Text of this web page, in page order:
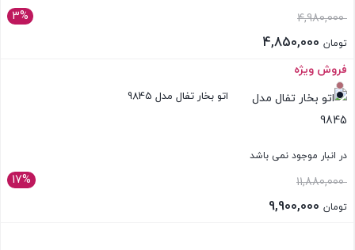
3% 4,980,000
تومان
بستن
فروش ویژه
اتو بخار تفال مدل 9845
در انبار موجود نمی باشد
17% 11,880,000
تومان